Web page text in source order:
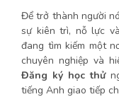
Để trở thành người
sự kiên trì, nỗ lực
đang tìm kiếm một
chuyên nghiệp và
Đăng ký học thử
tiếng Anh giao tiếp